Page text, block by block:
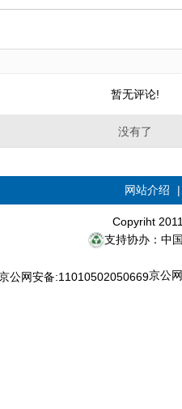
暂无评论!
没有了
网站介绍
Copyriht
支持协办：中
京公